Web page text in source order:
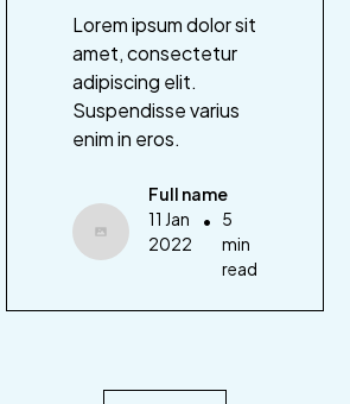
Lorem ipsum dolor sit
amet, consectetur
adipiscing elit.
Suspendisse varius
enim in eros.
Full name
11 Jan
2022
•
5
min
read